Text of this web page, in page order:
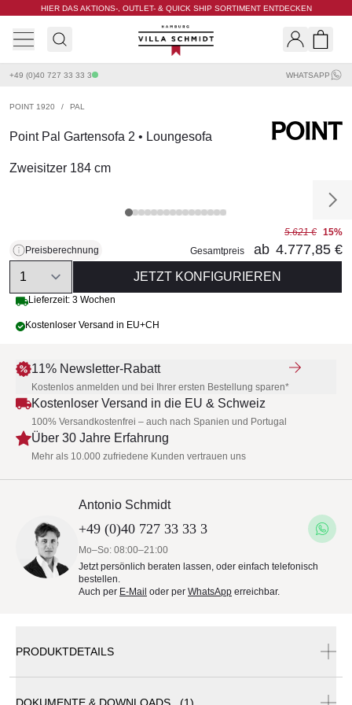
HIER DAS AKTIONS-, OUTLET- & QUICK SHIP SORTIMENT ENTDECKEN
Villa Schmidt
+49 (0)40 727 33 33 3 WHATSAPP
POINT 1920 / PAL
Point Pal Gartensofa 2 • Loungesofa
Zweisitzer 184 cm
Preisberechnung
5.621 € 15%
Gesamtpreis
ab 4.777,85 €
Quantity
JETZT KONFIGURIEREN
Lieferzeit: 3 Wochen
Kostenloser Versand in EU+CH
11% Newsletter-Rabatt
Kostenlos anmelden und bei Ihrer ersten Bestellung sparen*
Kostenloser Versand in die EU & Schweiz
100% Versandkostenfrei – auch nach Spanien und Portugal
Über 30 Jahre Erfahrung
Mehr als 10.000 zufriedene Kunden vertrauen uns
Antonio Schmidt
+49 (0)40 727 33 33 3
Mo–So: 08:00–21:00
Jetzt persönlich beraten lassen, oder einfach telefonisch
bestellen.
Auch per E-Mail oder per WhatsApp erreichbar.
PRODUKTDETAILS
DOKUMENTE & DOWNLOADS (1)